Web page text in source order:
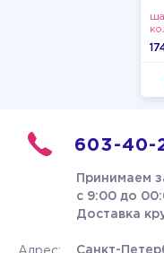
603-40-
Принимаем
с 9:00 до
Доставка
Санкт-